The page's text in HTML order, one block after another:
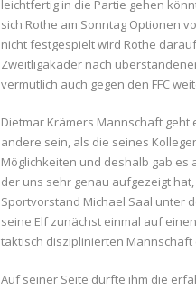
leichtfertig in die Partie gehen
sich Rothe am Sonntag Optionen
nicht festgespielt wird Rothe
Zweitligakader nach
vermutlich auch gegen den FFC
Dietmar Krämers Mannschaft
andere sein, als die seines
Möglichkeiten und deshalb gab es
der uns sehr genau aufgezeigt
Sportvorstand Michael Saal unter
seine Elf zunächst einmal auf
taktisch disziplinierten
Auf seiner Seite dürfte ihm die